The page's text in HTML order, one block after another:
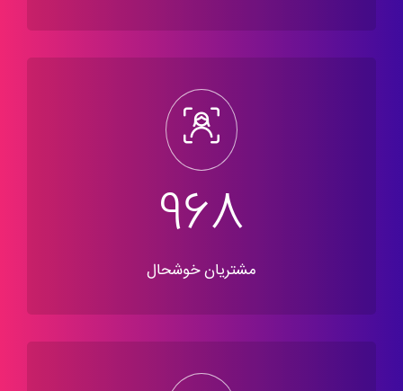
1363
مشتریان خوشحال